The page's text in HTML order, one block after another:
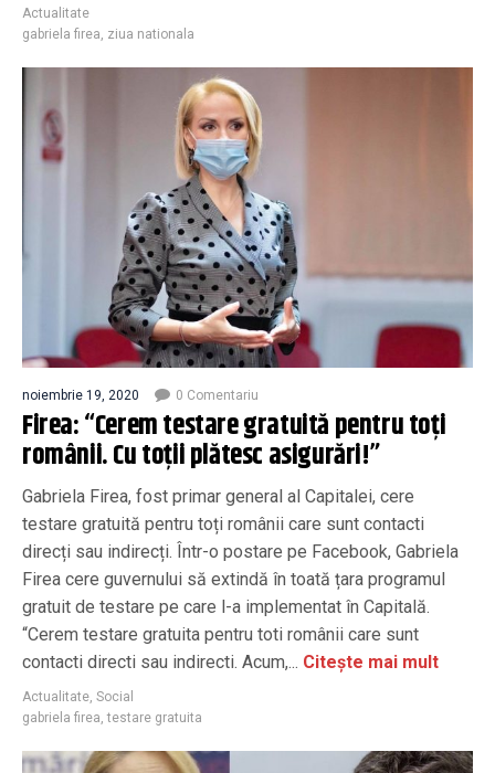
Actualitate
gabriela firea ziua nationala
noiembrie 19, 2020 0 Comentariu
Firea: “Cerem testare gratuită pentru toți
românii. Cu toții plătesc asigurări!”
Gabriela Firea, fost primar general al Capitalei, cere
testare gratuită pentru toți românii care sunt contacti
direcți sau indirecți. Într-o postare pe Facebook, Gabriela
Firea cere guvernului să extindă în toată țara programul
gratuit de testare pe care l-a implementat în Capitală.
“Cerem testare gratuita pentru toti românii care sunt
contacti directi sau indirecti. Acum,... Citește mai mult
Actualitate Social
gabriela firea ,testare gratuita